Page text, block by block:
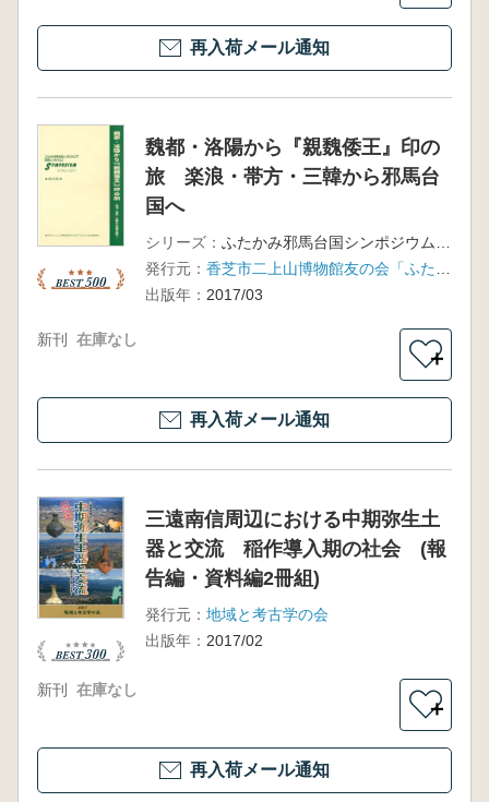
再入荷メール通知
魏都・洛陽から『親魏倭王』印の
旅 楽浪・帯方・三韓から邪馬台
国へ
シリーズ：
ふたかみ邪馬台国シンポジウム17
発行元：
香芝市二上山博物館友の会「ふたかみ史遊会」
出版年： 2017/03
新刊 在庫なし
＋
再入荷メール通知
三遠南信周辺における中期弥生土
器と交流 稲作導入期の社会 (報
告編・資料編2冊組)
発行元： 地域と考古学の会
出版年： 2017/02
新刊 在庫なし
＋
再入荷メール通知